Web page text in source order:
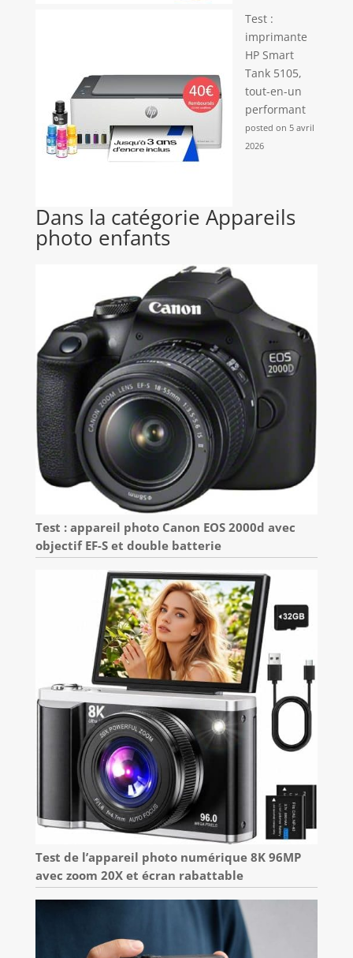
Test :
imprimante
HP Smart
Tank 5105,
tout-en-un
performant
posted on 5 avril
2026
Dans la catégorie Appareils
photo enfants
Test : appareil photo Canon EOS 2000d avec
objectif EF-S et double batterie
Test de l’appareil photo numérique 8K 96MP
avec zoom 20X et écran rabattable